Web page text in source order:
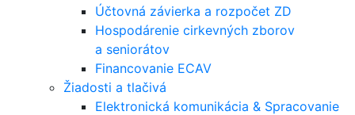
Účtovná závierka a rozpočet ZD
Hospodárenie cirkevných zborov
a seniorátov
Financovanie ECAV
Žiadosti a tlačivá
Elektronická komunikácia & Spracovanie